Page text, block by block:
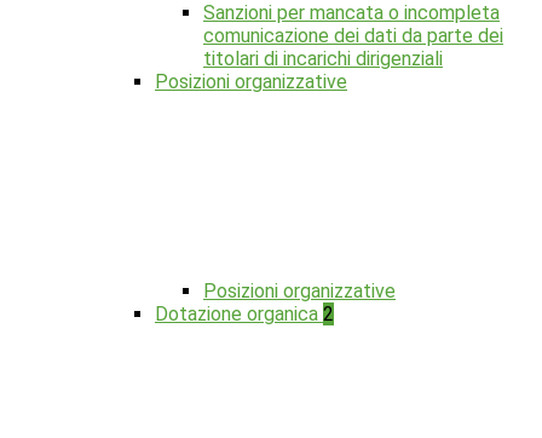
Sanzioni per mancata o incompleta
comunicazione dei dati da parte dei
titolari di incarichi dirigenziali
Posizioni organizzative
Posizioni organizzative
Dotazione organica 2